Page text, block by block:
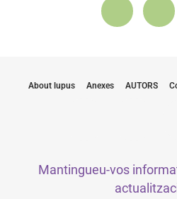
About lupus Anexes AUTORS
Mantingueu-vos